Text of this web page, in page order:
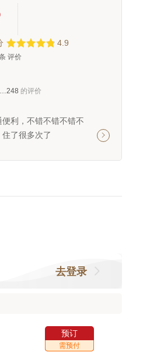
4.9
评价
的评价
便利，不错不错不错不
住了很多次了
整洁、空间宽敞，
富的细节也让人惊

去登录
预订
需预付